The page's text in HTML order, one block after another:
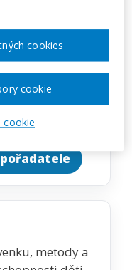
metody a
cookie
cookies
cookie